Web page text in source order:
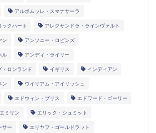
アルボムッレ・スマナサーラ
ックハート アレクサンドラ・ラインヴァルト
ン アンソニー・ロビンズ
ル アンディ・ライリー
・ロンランド イギリス インディアン
ン ウイリアム・アイリッシュ
エドウィン・ブリス エドワード・ゴーリー
エミリン エリック・シュミット
サー エリヤフ・ゴールドラット